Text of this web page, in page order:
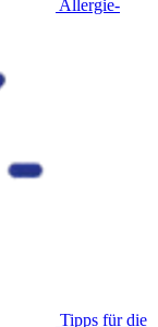
Allergie-
Tipps für die